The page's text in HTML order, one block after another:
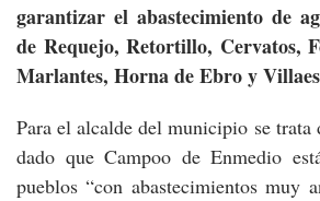
garantizar el abastecimiento de
de Requejo, Retortillo, Cervatos,
Marlantes, Horna de Ebro y
Para el alcalde del municipio se trata
dado que Campoo de Enmedio
pueblos “con abastecimientos muy